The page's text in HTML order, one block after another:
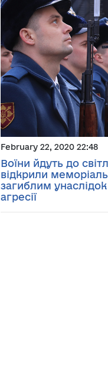
February 22, 2020 22:48
Воїни йдуть до
відкрили
загиблим унаслідок
агресії